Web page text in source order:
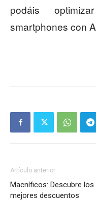
podáis
smartphones con
Artículo anterior
Macníficos: Descubre los
mejores descuentos